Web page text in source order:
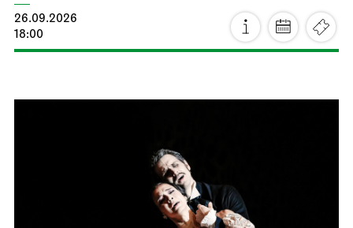
26.09.2026
18:00